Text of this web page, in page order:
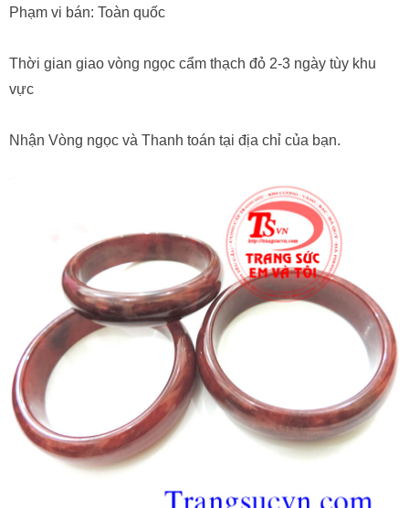
Phạm vi bán: Toàn quốc
Thời gian giao vòng ngọc cẩm thạch đỏ 2-3 ngày tùy khu
vực
Nhận Vòng ngọc và Thanh toán tại địa chỉ của bạn.